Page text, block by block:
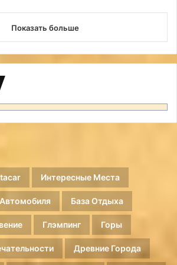
Показать больше
Интересные Места
База Отдыха
Глэмпинг Горы
Древние Города